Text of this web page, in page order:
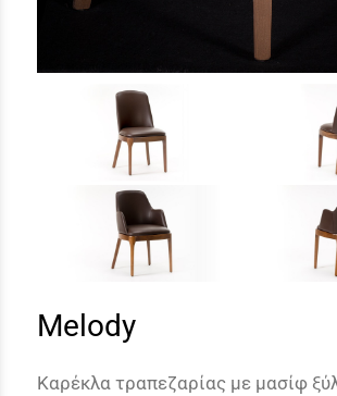
Melody
Καρέκλα τραπεζαρίας με μασίφ